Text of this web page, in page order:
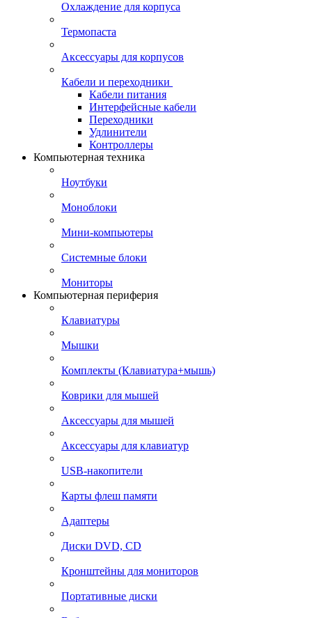
Охлаждение для корпуса
Термопаста
Аксессуары для корпусов
Кабели и переходники
Кабели питания
Интерфейсные кабели
Переходники
Удлинители
Контроллеры
Компьютерная техника
Ноутбуки
Моноблоки
Мини-компьютеры
Системные блоки
Мониторы
Компьютерная периферия
Клавиатуры
Мышки
Комплекты (Клавиатура+мышь)
Коврики для мышей
Аксессуары для мышей
Аксессуары для клавиатур
USB-накопители
Карты флеш памяти
Адаптеры
Диски DVD, CD
Кронштейны для мониторов
Портативные диски